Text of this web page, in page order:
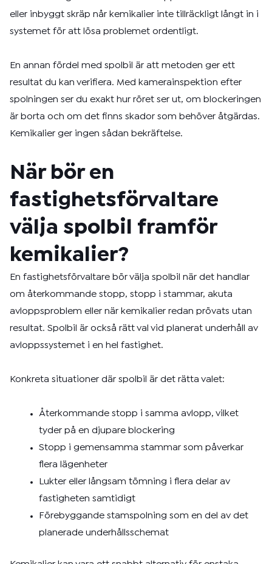
eller inbyggt skräp når kemikalier inte tillräckligt långt in i
systemet för att lösa problemet ordentligt.
En annan fördel med spolbil är att metoden ger ett
resultat du kan verifiera. Med kamerainspektion efter
spolningen ser du exakt hur röret ser ut, om blockeringen
är borta och om det finns skador som behöver åtgärdas.
Kemikalier ger ingen sådan bekräftelse.
När bör en
fastighetsförvaltare
välja spolbil framför
kemikalier?
En fastighetsförvaltare bör välja spolbil när det handlar
om återkommande stopp, stopp i stammar, akuta
avloppsproblem eller när kemikalier redan prövats utan
resultat. Spolbil är också rätt val vid planerat underhåll av
avloppssystemet i en hel fastighet.
Konkreta situationer där spolbil är det rätta valet:
Återkommande stopp i samma avlopp, vilket
tyder på en djupare blockering
Stopp i gemensamma stammar som påverkar
flera lägenheter
Lukter eller långsam tömning i flera delar av
fastigheten samtidigt
Förebyggande stamspolning som en del av det
planerade underhållsschemat